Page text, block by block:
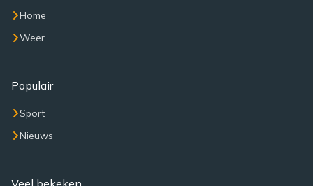
Home
Weer
Populair
Sport
Nieuws
Veel bekeken